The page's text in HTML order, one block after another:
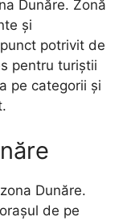
Dunăre. Zonă
și
potrivit de
pentru turiștii
pe categorii și
Dunăre.
de pe